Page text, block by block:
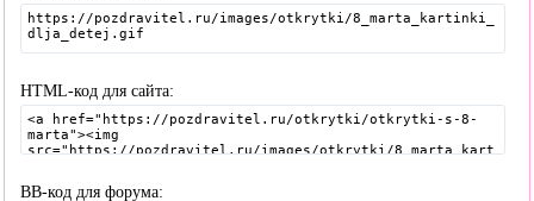
HTML-код для сайта:
BB-код для форума: